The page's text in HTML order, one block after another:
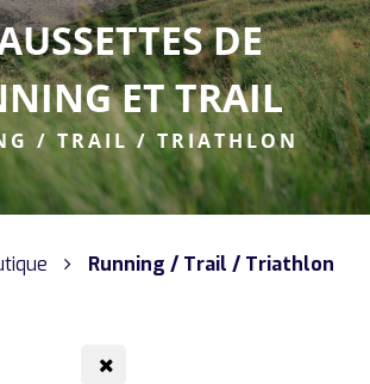
DE
ET TRAIL
/ TRAIL / TRIATHLON
Running / Trail / Triathlon